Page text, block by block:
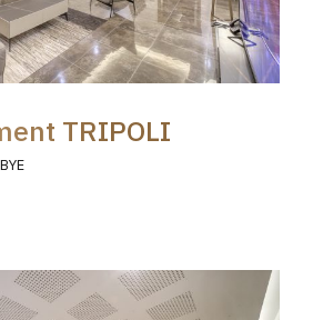
TRIPOLI